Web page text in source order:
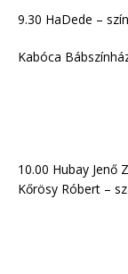
9.30 HaDede –
Kabóca
10.00 Hubay Jenő
Kőrösy Róbert –